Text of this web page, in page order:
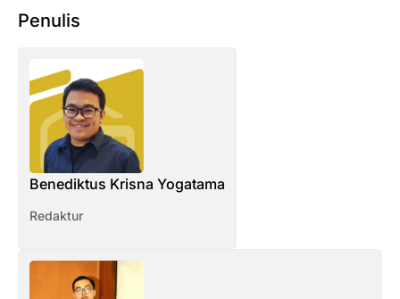
Penulis
Benediktus Krisna Yogatama
Redaktur